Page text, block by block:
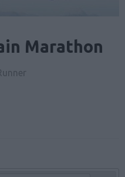
Marathon